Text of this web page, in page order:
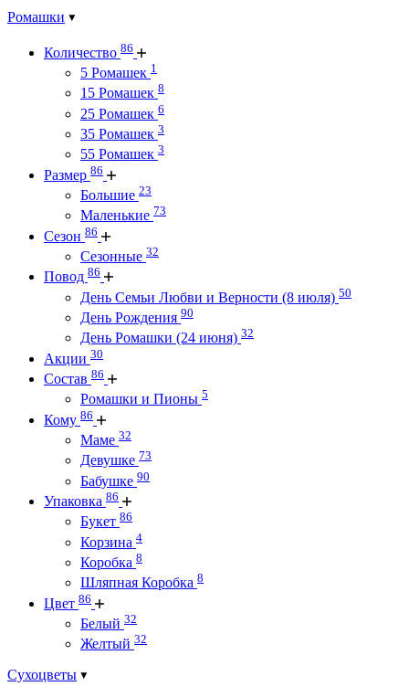
Ромашки
Количество 86
5 Ромашек 1
15 Ромашек 8
25 Ромашек 6
35 Ромашек 3
55 Ромашек 3
Размер 86
Большие 23
Маленькие 73
Сезон 86
Сезонные 32
Повод 86
День Семьи Любви и Верности (8 июля) 50
День Рождения 90
День Ромашки (24 июня) 32
Акции 30
Состав 86
Ромашки и Пионы 5
Кому 86
Маме 32
Девушке 73
Бабушке 90
Упаковка 86
Букет 86
Корзина 4
Коробка 8
Шляпная Коробка 8
Цвет 86
Белый 32
Желтый 32
Сухоцветы